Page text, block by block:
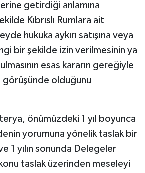
getirdiği anlamına
Kıbrıslı Rumlara ait
hukuka aykırı satışına veya
bir şekilde izin verilmesinin ya
esas kararın gereğiyle
görüşünde olduğunu
önümüzdeki 1 yıl boyunca
yorumuna yönelik taslak bir
1 yılın sonunda Delegeler
taslak üzerinden meseleyi